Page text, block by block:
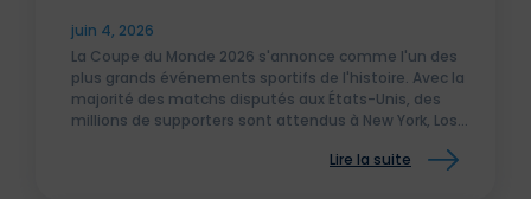
juin 4, 2026
La Coupe du Monde 2026 s'annonce comme l'un des
plus grands événements sportifs de l'histoire. Avec la
majorité des matchs disputés aux États-Unis, des
millions de supporters sont attendus à New York, Los
Lire la suite